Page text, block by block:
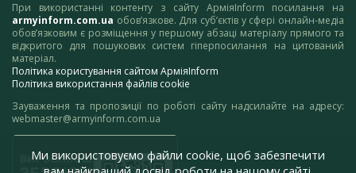
При використанні контенту з сайту АрміяInform посилання на
armyinform.com.ua обов’язкове. Для суб’єктів у сфері онлайн-медіа
обов’язковим є розміщення у першому абзаці матеріалу прямого та
відкритого для пошукових систем гіперпосилання на цитований
матеріал.
Політика користування сайтом АрміяInform
Політика використання файлів cookie
Зауваження та пропозиції по роботі сайту надсилайте на адресу:
webmaster@armyinform.com.ua
Ми використовуємо файли cookie, щоб забезпечити